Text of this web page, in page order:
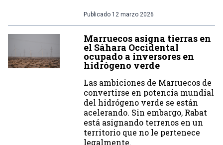
Publicado 12 marzo 2026
Marruecos asigna tierras en
el Sáhara Occidental
ocupado a inversores en
hidrógeno verde
Las ambiciones de Marruecos de
convertirse en potencia mundial
del hidrógeno verde se están
acelerando. Sin embargo, Rabat
está asignando terrenos en un
territorio que no le pertenece
legalmente.